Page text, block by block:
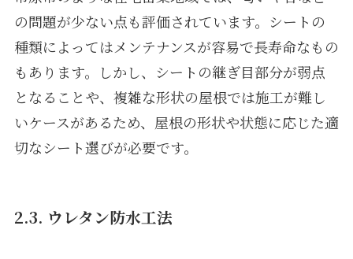
の問題が少ない点も評価されています。シートの
種類によってはメンテナンスが容易で長寿命なもの
もあります。しかし、シートの継ぎ目部分が弱点
となることや、複雑な形状の屋根では施工が難し
いケースがあるため、屋根の形状や状態に応じた適
切なシート選びが必要です。
2.3. ウレタン防水工法